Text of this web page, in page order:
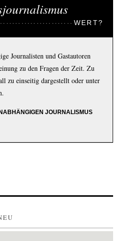
WERT?
Journalisten und Gastautoren
zu den Fragen der Zeit. Zu
zu einseitig dargestellt oder unter
JOURNALISMUS